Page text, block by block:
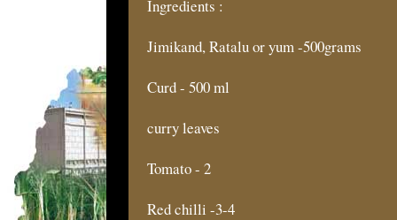
Ingredients :
Jimikand, Ratalu or yum -500grams
Curd - 500 ml
curry leaves
Tomato - 2
Red chilli -3-4